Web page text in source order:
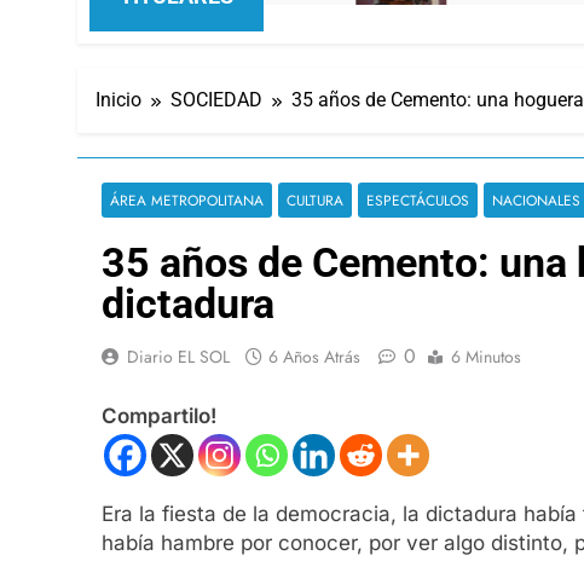
Inicio SOCIEDAD 35 años de Cemento: una
ÁREA METROPOLITANA CULTURA ESPECTÁCULOS NACIONALES
35 años de Cemento:
dictadura
Diario EL SOL 6 Años Atrás 0 6 Minutos
Compartilo!
Era la fiesta de la democracia, la dictadura
había hambre por conocer, por ver algo distinto,